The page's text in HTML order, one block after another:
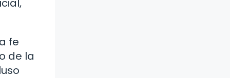
fe
de la